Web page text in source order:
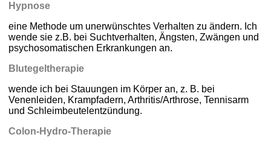
Hypnose
eine Methode um unerwünschtes Verhalten zu ändern. Ich
wende sie z.B. bei Suchtverhalten, Ängsten, Zwängen und
psychosomatischen Erkrankungen an.
Blutegeltherapie
wende ich bei Stauungen im Körper an, z. B. bei
Venenleiden, Krampfadern, Arthritis/Arthrose, Tennisarm
und Schleimbeutelentzündung.
Colon-Hydro-Therapie